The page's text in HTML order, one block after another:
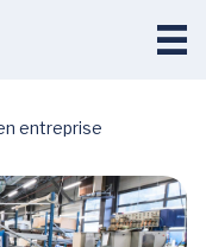
entreprise